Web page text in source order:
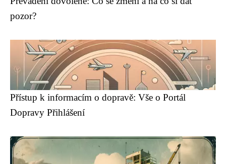
pozor?
Přístup k informacím o dopravě: Vše o Portál
Dopravy Přihlášení